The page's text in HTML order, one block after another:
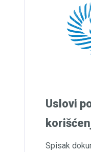
Uslovi
Spisak